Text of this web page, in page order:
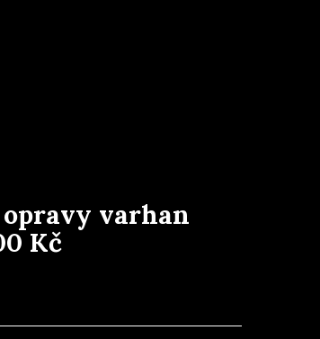
varhan
Kč